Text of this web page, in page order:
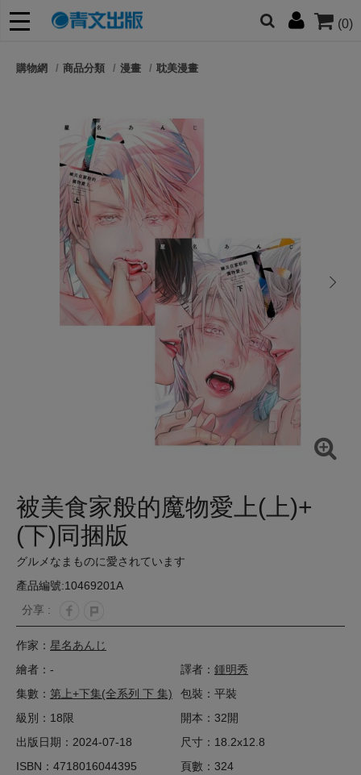
(0)
朋友們，提高警覺！
購物網 商品分類 漫畫 耽美漫畫
next
被美食家般的魔物愛上(上)+
(下)同捆版
グルメなまものに愛されています
產品編號:10469201A
分享 :
作家： 星名あんじ
繪者：-
譯者： 鍾明秀
集數： 第上+下集(全系列 下 集)
包裝：平裝
級別：18限
開本：32開
出版日期：2024-07-18
尺寸：18.2x12.8
ISBN：4718016044395
頁數：324